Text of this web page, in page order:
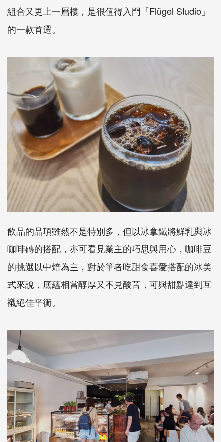
組合又更上一層樓，是很值得入門「Flügel Studio」
的一款首選。
飲品的品項雖然不是特別多，但以冰拿鐵將鮮乳與冰
咖啡磚的搭配，亦可看見業主的巧思與用心，咖啡豆
的挑選以中焙為主，對於筆者吃甜食喜愛搭配的冰美
式來說，底蘊相當醇厚又不見酸苦，可與甜點達到互
襯絕佳平衡。